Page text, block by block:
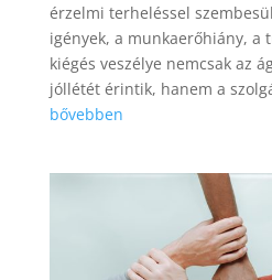
érzelmi terheléssel
igények, a munkaerőhiány, a
kiégés veszélye nemcsak az
jóllétét érintik, hanem a
bővebben